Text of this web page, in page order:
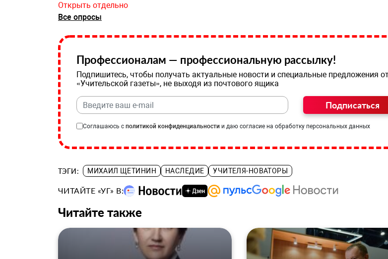
Открыть отдельно
Все опросы
Профессионалам — профессиональную рассылку!
Подпишитесь, чтобы получать актуальные новости и специальные предложения
«Учительской газеты», не выходя из почтового ящика
Подписаться
Соглашаюсь с политикой конфиденциальности и даю согласие на обработку персональных данных
ТЭГИ: МИХАИЛ ЩЕТИНИН НАСЛЕДИЕ УЧИТЕЛЯ-НОВАТОРЫ
ЧИТАЙТЕ «УГ» В:
Читайте также